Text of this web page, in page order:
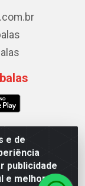
e de
publicidade
e melhorar a
Galpão B -
075 - CNPJ